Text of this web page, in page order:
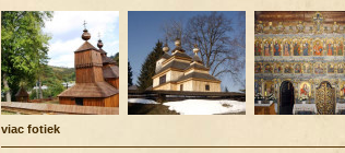
viac fotiek